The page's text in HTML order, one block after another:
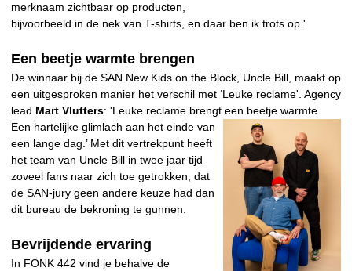
merknaam zichtbaar op producten,
bijvoorbeeld in de nek van T-shirts, en daar ben ik trots op.'
Een beetje warmte brengen
De winnaar bij de SAN New Kids on the Block, Uncle Bill, maakt op
een uitgesproken manier het verschil met ‘Leuke reclame'. Agency
lead Mart Vlutters: 'Leuke reclame brengt een beetje warmte.
Een hartelijke glimlach aan het einde van
een lange dag.’ Met dit vertrekpunt heeft
het team van Uncle Bill in twee jaar tijd
zoveel fans naar zich toe getrokken, dat
de SAN-jury geen andere keuze had dan
dit bureau de bekroning te gunnen.
Bevrijdende ervaring
In FONK 442 vind je behalve de